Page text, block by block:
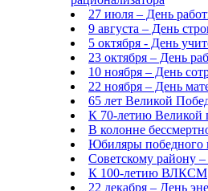
27 июля – День
9 августа – День
5 октября - День
23 октября – День
10 ноября – День
22 ноября – День
65 лет Великой
К 70-летию Великой
В колонне
Юбиляры победного
Советскому району –
К 100-летию ВЛКСМ
22 декабря – День